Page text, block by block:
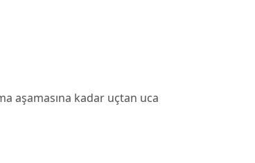
aşamasına kadar uçtan uca